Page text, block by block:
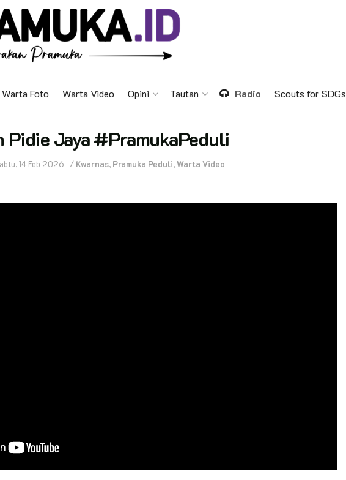
Warta Foto Warta Video Opini Tautan Radio Scouts for SDGs
Pidie Jaya #PramukaPeduli
14 Feb 2026 / Kwarnas, Pramuka Peduli,Warta Video